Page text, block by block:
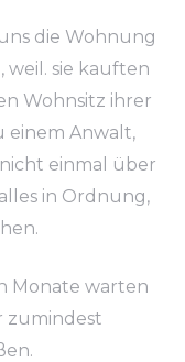
die Wohnung
sie kauften
Wohnsitz ihrer
einem Anwalt,
einmal über
in Ordnung,
Monate warten
zumindest